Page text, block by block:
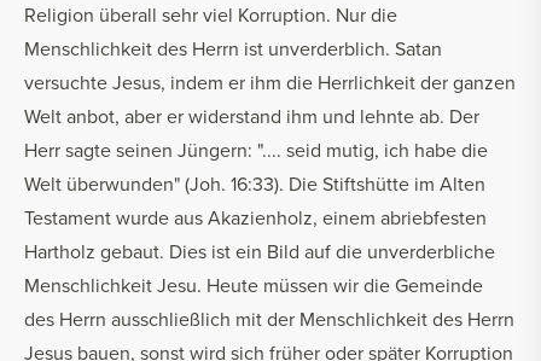
Religion überall sehr viel Korruption. Nur die
Menschlichkeit des Herrn ist unverderblich. Satan
versuchte Jesus, indem er ihm die Herrlichkeit der ganzen
Welt anbot, aber er widerstand ihm und lehnte ab. Der
Herr sagte seinen Jüngern: ".... seid mutig, ich habe die
Welt überwunden" (Joh. 16:33). Die Stiftshütte im Alten
Testament wurde aus Akazienholz, einem abriebfesten
Hartholz gebaut. Dies ist ein Bild auf die unverderbliche
Menschlichkeit Jesu. Heute müssen wir die Gemeinde
des Herrn ausschließlich mit der Menschlichkeit des Herrn
Jesus bauen, sonst wird sich früher oder später Korruption